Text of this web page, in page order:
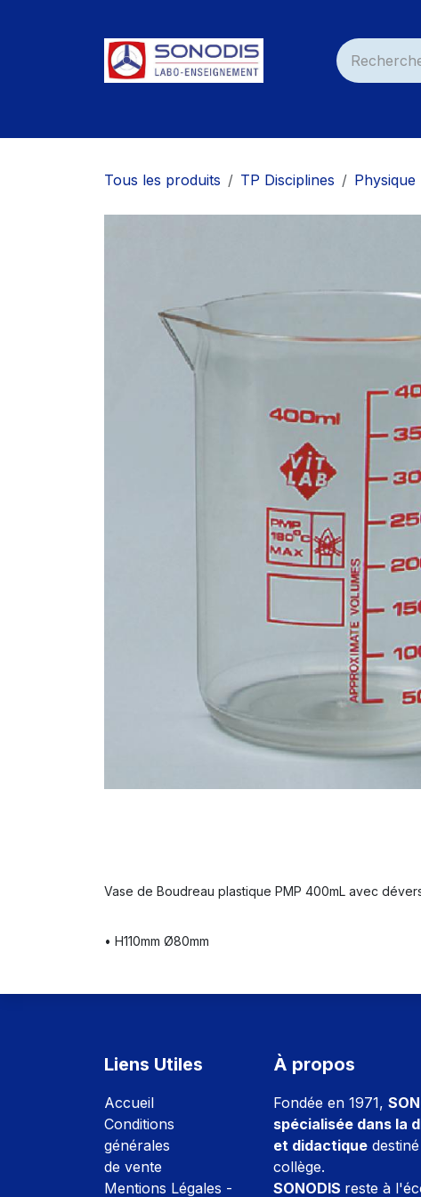
Tous les produits TP Disciplines Physique
Vase de Boudreau plastique PMP 400mL avec
• H110mm Ø80mm
Liens Utiles
Accueil
Conditions
générales
de vente
Mentions Légales -
À propos
Fondée en 1971,
spécialisée dans la
et didactique
collège.
SONODIS reste à